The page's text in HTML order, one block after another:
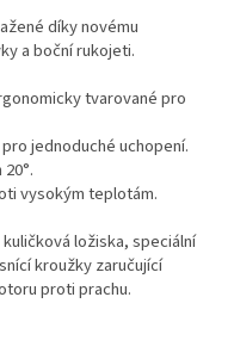
díky novému
a boční rukojeti.
tvarované pro
jednoduché uchopení.
vysokým teplotám.
ložiska, speciální
kroužky zaručující
proti prachu.